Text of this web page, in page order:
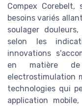
Compex
besoins variés
soulager
selon les
innovations
en matière de
electrostimulation
technologies qui
application